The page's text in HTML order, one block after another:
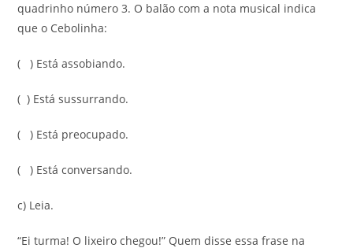
quadrinho número 3. O balão com a nota musical indica
que o Cebolinha:
( ) Está assobiando.
( ) Está sussurrando.
( ) Está preocupado.
( ) Está conversando.
c) Leia.
“Ei turma! O lixeiro chegou!” Quem disse essa frase na